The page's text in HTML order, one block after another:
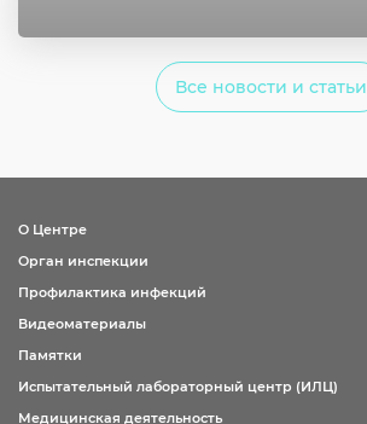
Все новости и статьи
О Центре
Орган инспекции
Профилактика инфекций
Видеоматериалы
Памятки
Испытательный лабораторный центр (ИЛЦ)
Медицинская деятельность